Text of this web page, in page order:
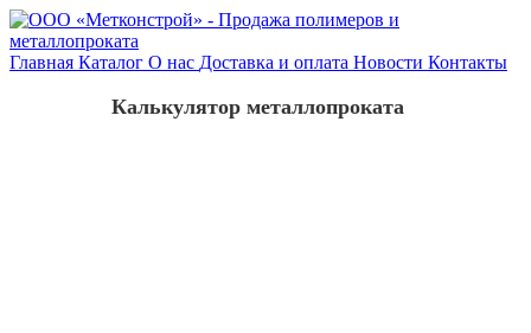
Главная Каталог О нас Доставка и оплата Новости Контакты
Калькулятор металлопроката